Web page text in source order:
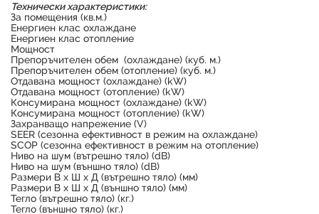
Продуктът е успешно добавен в количката
Технически характеристики:
За помещения (кв.м.)
Енергиен клас охлаждане
Енергиен клас отопление
Мощност
Препоръчителен обем (охлаждане) (куб. м.)
Препоръчителен обем (отопление) (куб. м.)
Отдавана мощност (охлаждане) (kW)
Отдавана мощност (отопление) (kW)
Консумирана мощност (охлаждане) (kW)
Консумирана мощност (отопление) (kW)
Захранващо напрежение (V)
SEER (сезонна ефективност в режим на охлаждане)
SCOP (сезонна ефективност в режим на отопление)
Ниво на шум (вътрешно тяло) (dB)
Ниво на шум (външно тяло) (dB)
Размери В х Ш х Д (вътрешно тяло) (мм)
Размери В х Ш х Д (външно тяло) (мм)
Тегло (вътрешно тяло) (кг.)
Тегло (външно тяло) (кг.)